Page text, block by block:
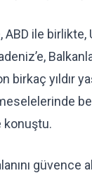
ile birlikte,
birkaç yıldır
konuştu.
güvence